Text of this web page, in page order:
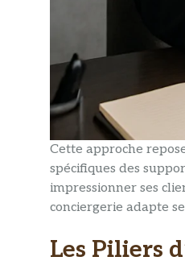
Cette approche
spécifiques des
impressionner ses
conciergerie adapte
Les Piliers